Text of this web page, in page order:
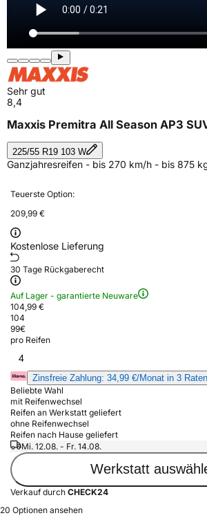
Sehr gut
8,4
Maxxis Premitra All Season AP3
225/55 R19 103 W
Ganzjahresreifen - bis 270 km/h - bis 875
Teuerste Option:
209,99 €
Kostenlose Lieferung
30 Tage Rückgaberecht
Auf Lager - garantierte Neuware
104,99 €
104
99€
pro Reifen
4
Zinsfreie Zahlung: 34,99 €/Monat in 3 Raten
Beliebte Wahl
mit Reifenwechsel
Reifen an Werkstatt geliefert
ohne Reifenwechsel
Reifen nach Hause geliefert
Mi. 12.08. - Fr. 14.08.
Werkstatt
Verkauf durch CHECK24
20 Optionen ansehen